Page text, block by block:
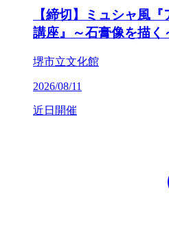
【締切】ミュシャ風
講座』～石膏像を描く
堺市立文化館
2026/08/11
近日開催